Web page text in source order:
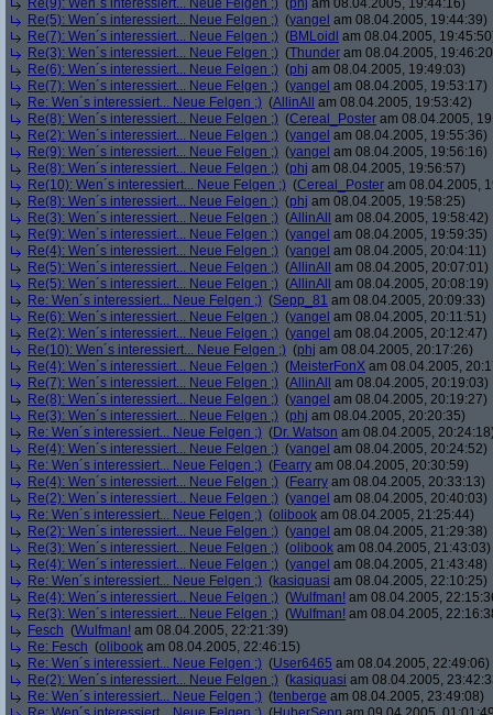
Re(9): Wen´s interessiert... Neue Felgen ;) (phj am 08.04.2005, 19:44:16)
Re(5): Wen´s interessiert... Neue Felgen ;) (yangel am 08.04.2005, 19:44:39)
Re(7): Wen´s interessiert... Neue Felgen ;) (BMLoidl am 08.04.2005,
Re(3): Wen´s interessiert... Neue Felgen ;) (Thunder am 08.04.2005,
Re(6): Wen´s interessiert... Neue Felgen ;) (phj am 08.04.2005, 19:49:03)
Re(7): Wen´s interessiert... Neue Felgen ;) (yangel am 08.04.2005, 19:53:17)
Re: Wen´s interessiert... Neue Felgen ;) (AllinAll
am 08.04.2005, 19:53:42)
Re(8): Wen´s interessiert... Neue Felgen ;) (Cereal_Poster am 08.04.2005,
Re(2): Wen´s interessiert... Neue Felgen ;) (yangel am 08.04.2005, 19:55:36)
Re(9): Wen´s interessiert... Neue Felgen ;) (yangel am 08.04.2005, 19:56:16)
Re(8): Wen´s interessiert... Neue Felgen ;) (phj am 08.04.2005, 19:56:57)
Re(10): Wen´s interessiert... Neue Felgen ;) (Cereal_Poster am 08.04.2005,
Re(8): Wen´s interessiert... Neue Felgen ;) (phj am 08.04.2005, 19:58:25)
Re(3): Wen´s interessiert... Neue Felgen ;) (AllinAll
am 08.04.2005, 19:58:42)
Re(9): Wen´s interessiert... Neue Felgen ;) (yangel am 08.04.2005, 19:59:35)
Re(4): Wen´s interessiert... Neue Felgen ;) (yangel am 08.04.2005, 20:04:11)
Re(5): Wen´s interessiert... Neue Felgen ;) (AllinAll
am 08.04.2005, 20:07:01)
Re(5): Wen´s interessiert... Neue Felgen ;) (AllinAll
am 08.04.2005, 20:08:19)
Re: Wen´s interessiert... Neue Felgen ;) (Sepp_81 am 08.04.2005, 20:09:33)
Re(6): Wen´s interessiert... Neue Felgen ;) (yangel am 08.04.2005, 20:11:51)
Re(2): Wen´s interessiert... Neue Felgen ;) (yangel am 08.04.2005, 20:12:47)
Re(10): Wen´s interessiert... Neue Felgen ;) (phj am 08.04.2005, 20:17:26)
Re(4): Wen´s interessiert... Neue Felgen ;) (MeisterFonX am 08.04.2005,
Re(7): Wen´s interessiert... Neue Felgen ;) (AllinAll
am 08.04.2005, 20:19:03)
Re(8): Wen´s interessiert... Neue Felgen ;) (yangel am 08.04.2005, 20:19:27)
Re(3): Wen´s interessiert... Neue Felgen ;) (phj am 08.04.2005, 20:20:35)
Re: Wen´s interessiert... Neue Felgen ;) (Dr. Watson am 08.04.2005,
Re(4): Wen´s interessiert... Neue Felgen ;) (yangel am 08.04.2005, 20:24:52)
Re: Wen´s interessiert... Neue Felgen ;) (Fearry am 08.04.2005, 20:30:59)
Re(4): Wen´s interessiert... Neue Felgen ;) (Fearry am 08.04.2005, 20:33:13)
Re(2): Wen´s interessiert... Neue Felgen ;) (yangel am 08.04.2005, 20:40:03)
Re: Wen´s interessiert... Neue Felgen ;) (olibook am 08.04.2005, 21:25:44)
Re(2): Wen´s interessiert... Neue Felgen ;) (yangel am 08.04.2005, 21:29:38)
Re(3): Wen´s interessiert... Neue Felgen ;) (olibook am 08.04.2005, 21:43:03)
Re(4): Wen´s interessiert... Neue Felgen ;) (yangel am 08.04.2005, 21:43:48)
Re: Wen´s interessiert... Neue Felgen ;) (kasiquasi am 08.04.2005, 22:10:25)
Re(4): Wen´s interessiert... Neue Felgen ;) (Wulfman! am 08.04.2005,
Re(3): Wen´s interessiert... Neue Felgen ;) (Wulfman! am 08.04.2005,
Fesch (Wulfman! am 08.04.2005, 22:21:39)
Re: Fesch (olibook am 08.04.2005, 22:46:15)
Re: Wen´s interessiert... Neue Felgen ;) (User6465 am 08.04.2005, 22:49:06)
Re(2): Wen´s interessiert... Neue Felgen ;) (kasiquasi am 08.04.2005,
Re: Wen´s interessiert... Neue Felgen ;) (tenberge am 08.04.2005, 23:49:08)